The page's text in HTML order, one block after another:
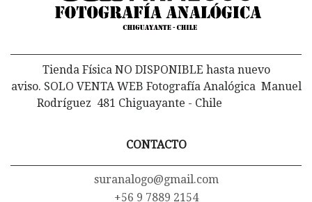
Tienda Física NO DISPONIBLE hasta nuevo
aviso. SOLO VENTA WEB Fotografía Analógica Manuel
Rodríguez 481 Chiguayante - Chile
CONTACTO
suranalogo@gmail.com
+56 9 7889 2154